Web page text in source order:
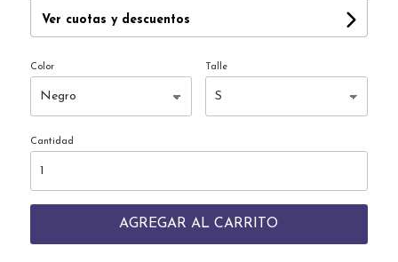
Ver cuotas y descuentos
Color Talle
Cantidad
AGREGAR AL CARRITO